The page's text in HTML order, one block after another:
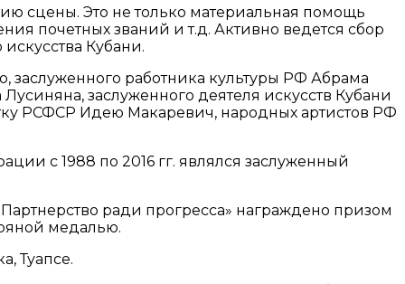
сцены. Это не только материальная помощь
почетных званий и т.д. Активно ведется сбор
Кубани.
заслуженного работника культуры РФ Абрама
заслуженного деятеля искусств Кубани
РСФСР Идею Макаревич, народных артистов РФ
с 1988 по 2016 гг. являлся заслуженный
ради прогресса» награждено призом
медалью.
Туапсе.